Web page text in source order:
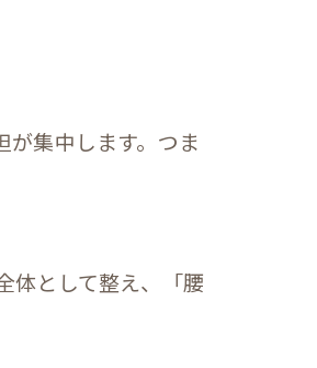
が集中します。つま
体として整え、「腰